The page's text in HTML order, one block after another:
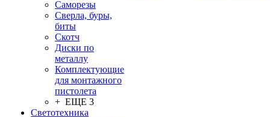
Саморезы
Сверла, буры,
биты
Скотч
Диски по
металлу
Комплектующие
для монтажного
пистолета
+ ЕЩЕ 3
Светотехника